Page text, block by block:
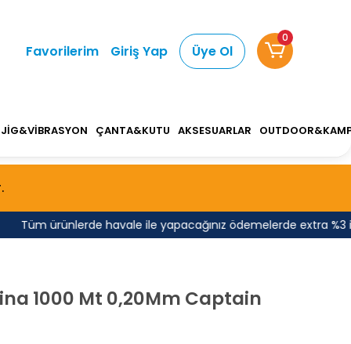
Tüm ürünlerde havale ile yapacağınız ödemelerde extra %3
Favorilerim Giriş Yap Üye Ol
0
JİG&VİBRASYON ÇANTA&KUTU AKSESUARLAR
1000 Mt 0,20Mm Captain